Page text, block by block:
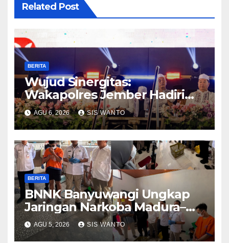
Related Post
BERITA
Wujud Sinergitas:
Wakapolres Jember Hadiri
Sholawat & Doa Sambut HUT
RI ke-81
AGU 6, 2026 SIS WANTO
BERITA
BNNK Banyuwangi Ungkap
Jaringan Narkoba Madura–
Bali
AGU 5, 2026 SIS WANTO